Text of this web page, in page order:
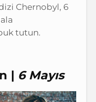
Chernobyl, 6
tutun.
| 6 Mayıs